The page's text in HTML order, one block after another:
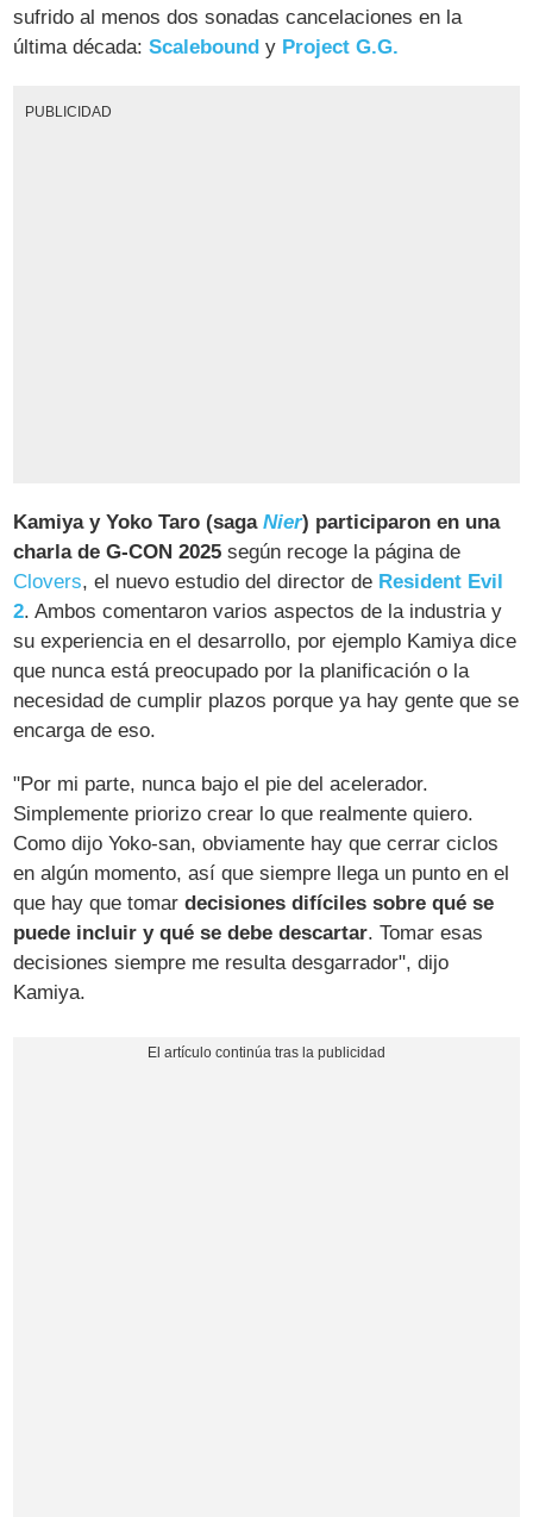
sufrido al menos dos sonadas cancelaciones en la
última década:Scalebound y Project G.G.
PUBLICIDAD
Kamiya y Yoko Taro (sagaNier) participaron en una
charla de G-CON 2025 según recoge la página de
Clovers, el nuevo estudio del director de Resident Evil
2. Ambos comentaron varios aspectos de la industria y
su experiencia en el desarrollo, por ejemplo Kamiya dice
que nunca está preocupado por la planificación o la
necesidad de cumplir plazos porque ya hay gente que se
encarga de eso.
"Por mi parte, nunca bajo el pie del acelerador.
Simplemente priorizo ​​crear lo que realmente quiero.
Como dijo Yoko-san, obviamente hay que cerrar ciclos
en algún momento, así que siempre llega un punto en el
que hay que tomardecisiones difíciles sobre qué se
puede incluir y qué se debe descartar. Tomar esas
decisiones siempre me resulta desgarrador", dijo
Kamiya.